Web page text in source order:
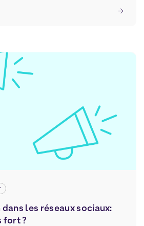
les réseaux sociaux:
fort ?